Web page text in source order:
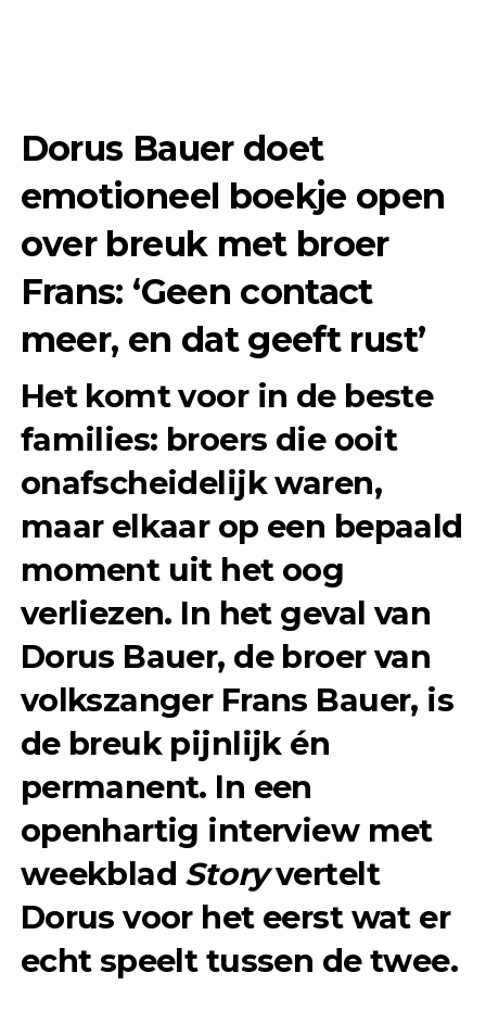
Dorus Bauer doet
emotioneel boekje open
over breuk met broer
Frans: ‘Geen contact
meer, en dat geeft rust’
Het komt voor in de beste
families: broers die ooit
onafscheidelijk waren,
maar elkaar op een bepaald
moment uit het oog
verliezen. In het geval van
Dorus Bauer, de broer van
volkszanger Frans Bauer, is
de breuk pijnlijk én
permanent. In een
openhartig interview met
weekblad Storyvertelt
Dorus voor het eerst wat er
echt speelt tussen de twee.